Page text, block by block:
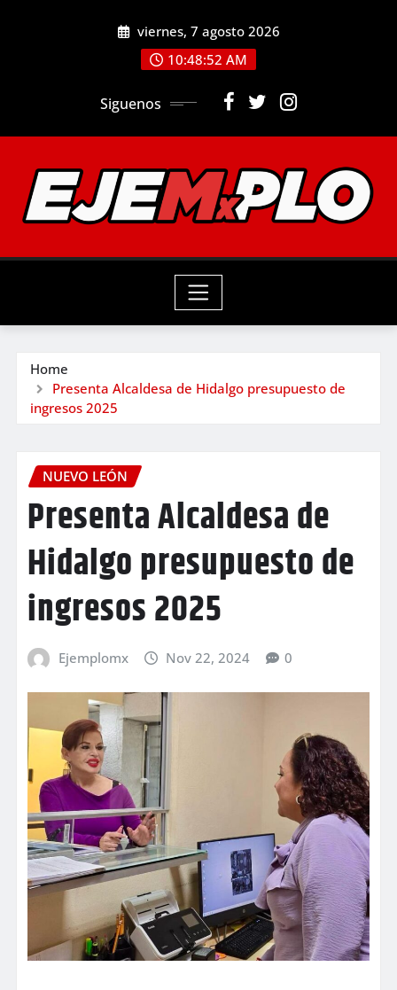
viernes, 7 agosto 2026
10:48:53 AM
Siguenos
Home
Presenta Alcaldesa de Hidalgo presupuesto de
ingresos 2025
NUEVO LEÓN
Presenta Alcaldesa de
Hidalgo presupuesto de
ingresos 2025
Ejemplomx Nov 22, 2024 0